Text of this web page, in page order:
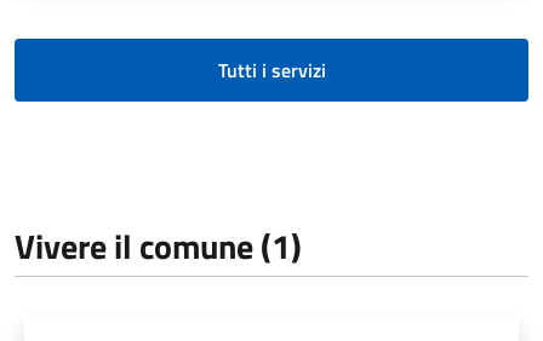
Tutti i servizi
Vivere il comune (1)